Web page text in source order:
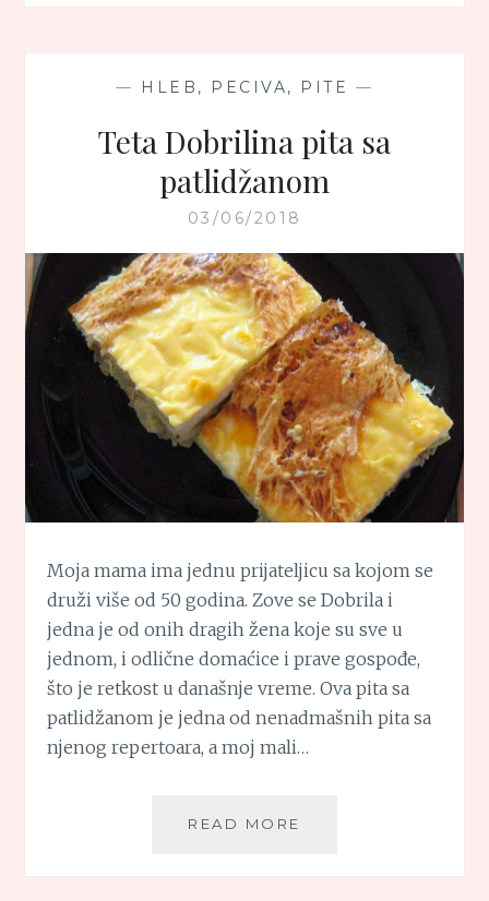
— HLEB, PECIVA, PITE —
Teta Dobrilina pita sa
patlidžanom
03/06/2018
Moja mama ima jednu prijateljicu sa kojom se
druži više od 50 godina. Zove se Dobrila i
jedna je od onih dragih žena koje su sve u
jednom, i odlične domaćice i prave gospođe,
što je retkost u današnje vreme. Ova pita sa
patlidžanom je jedna od nenadmašnih pita sa
njenog repertoara, a moj mali…
READ MORE